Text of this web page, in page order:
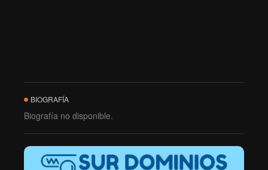
BIOGRAFÍA
Biografía no disponible.